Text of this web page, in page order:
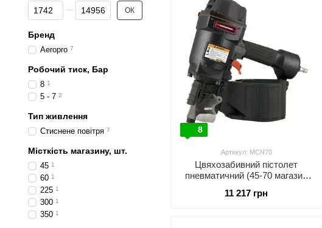
8
Артикул: MCN70
Цвяхозабивний пістолет
пневматичний (45-70 магазин
11 217 грн
Від Ціна, грн
До Ціна, грн ОК
Бренд
Aeropro 7
Робочий тиск, Бар
8 1
5 - 7 2
Тип живлення
Стиснене повітря 7
Місткість магазину, шт.
45 1
60 1
225 1
300 1
350 1